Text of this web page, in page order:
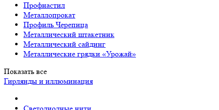
Профнастил
Металлопрокат
Профиль Черепица
Металлический штакетник
Металлический сайдинг
Металлические грядки «Урожай»
Показать все
Гирлянды и иллюминация